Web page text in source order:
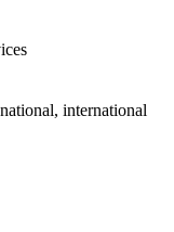
international